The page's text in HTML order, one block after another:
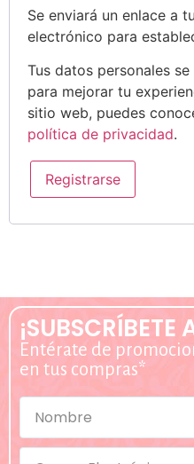
Se enviará un enlace a
electrónico para
Tus datos personales
para mejorar tu
sitio web, puedes
política de privacidad.
Registrarse
¡SUBSCRÍBETE
Entérate de
en tus compras*